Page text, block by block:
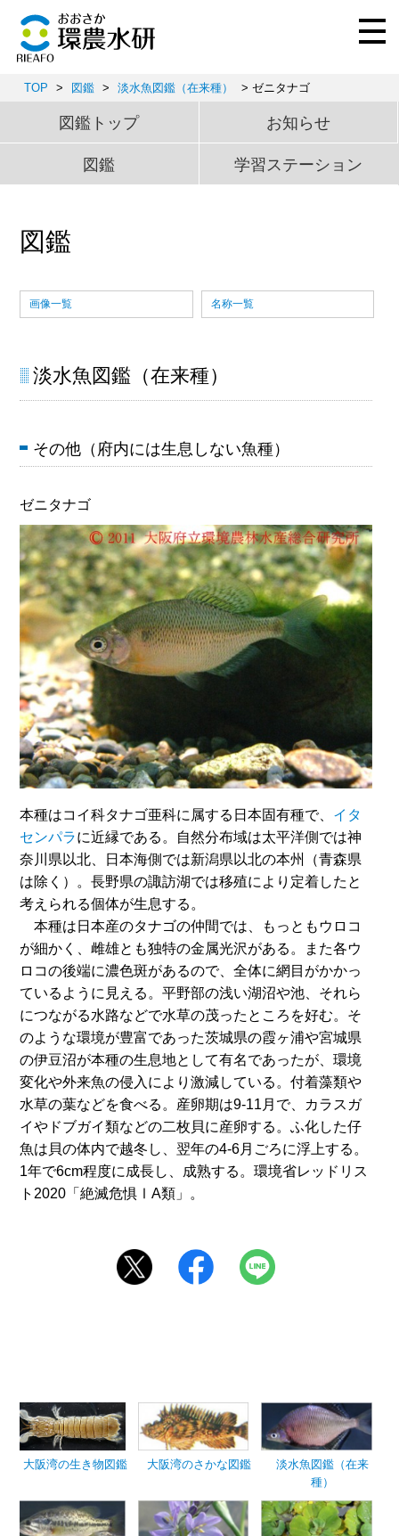
TOP > 図鑑 > 淡水魚図鑑（在来種） > ゼニタナゴ
図鑑トップ お知らせ
図鑑 学習ステーション
図鑑
画像一覧 名称一覧
淡水魚図鑑（在来種）
その他（府内には生息しない魚種）
ゼニタナゴ
本種はコイ科タナゴ亜科に属する日本固有種で、 イタ
センパラに近縁である。自然分布域は太平洋側では神
奈川県以北、日本海側では新潟県以北の本州（青森県
は除く）。長野県の諏訪湖では移殖により定着したと
考えられる個体が生息する。
本種は日本産のタナゴの仲間では、もっともウロコ
が細かく、雌雄とも独特の金属光沢がある。また各ウ
ロコの後端に濃色斑があるので、全体に網目がかかっ
ているように見える。平野部の浅い湖沼や池、それら
につながる水路などで水草の茂ったところを好む。そ
のような環境が豊富であった茨城県の霞ヶ浦や宮城県
の伊豆沼が本種の生息地として有名であったが、環境
変化や外来魚の侵入により激減している。付着藻類や
水草の葉などを食べる。産卵期は9-11月で、カラスガ
イやドブガイ類などの二枚貝に産卵する。ふ化した仔
魚は貝の体内で越冬し、翌年の4-6月ごろに浮上する。
1年で6cm程度に成長し、成熟する。環境省レッドリス
ト2020「絶滅危惧ⅠA類」。
大阪湾の生き物図鑑 大阪湾のさかな図鑑
淡水魚図鑑（在来
種）